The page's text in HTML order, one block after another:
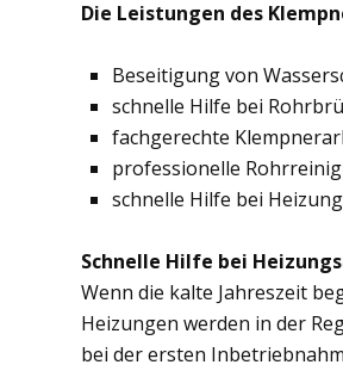
Die Leistungen des
Beseitigung von
schnelle Hilfe bei
fachgerechte
professionelle
schnelle Hilfe bei
Schnelle Hilfe bei
Wenn die kalte Jahreszeit
Heizungen werden in der
bei der ersten